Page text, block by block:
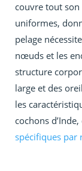
couvre tout son
uniformes,
pelage
nœuds et les
structure
large et des
les
cochons
spécifiques par